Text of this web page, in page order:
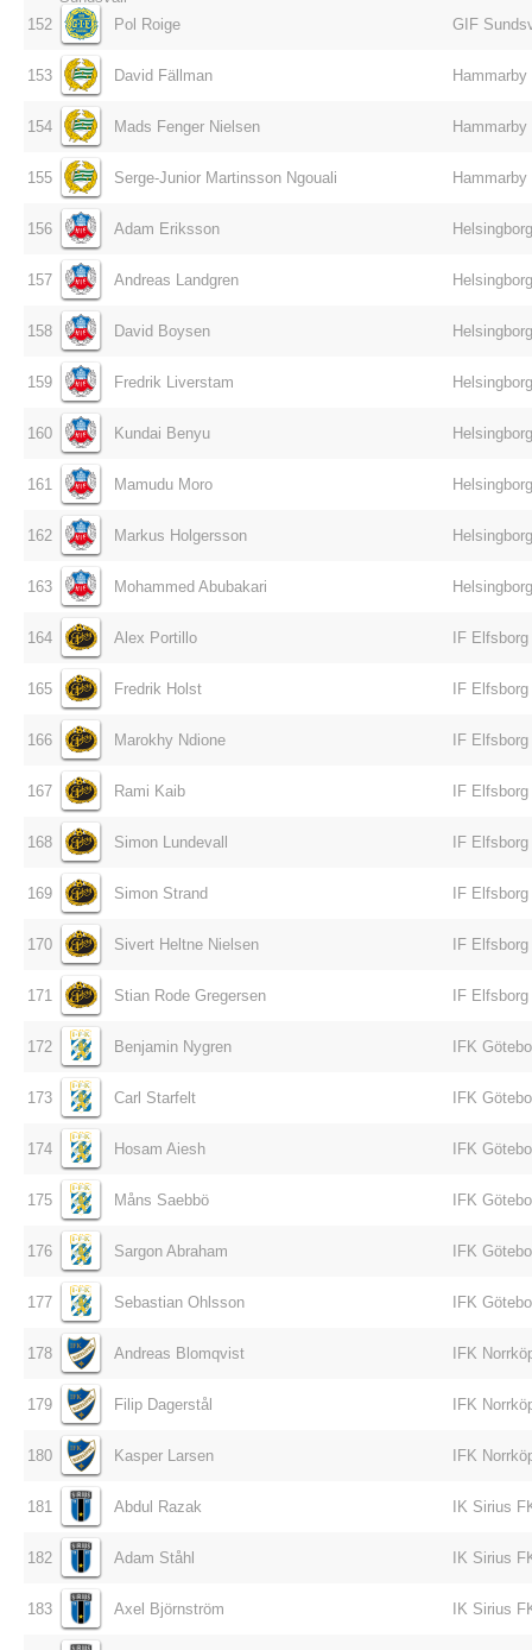
152 Pol Roige GIF
153 David Fällman Hammarby
154 Mads Fenger Nielsen Hammarby
155 Serge-Junior Martinsson Ngouali Hammarby
156 Adam Eriksson
157 Andreas Landgren
158 David Boysen
159 Fredrik Liverstam
160 Kundai Benyu
161 Mamudu Moro
162 Markus Holgersson
163 Mohammed Abubakari
164 Alex Portillo IF Elfsborg
165 Fredrik Holst IF Elfsborg
166 Marokhy Ndione IF Elfsborg
167 Rami Kaib IF Elfsborg
168 Simon Lundevall IF Elfsborg
169 Simon Strand IF Elfsborg
170 Sivert Heltne Nielsen IF Elfsborg
171 Stian Rode Gregersen IF Elfsborg
172 Benjamin Nygren IFK
173 Carl Starfelt IFK
174 Hosam Aiesh IFK
175 Måns Saebbö IFK
176 Sargon Abraham IFK
177 Sebastian Ohlsson IFK
178 Andreas Blomqvist IFK
179 Filip Dagerstål IFK
180 Kasper Larsen IFK
181 Abdul Razak IK Sirius
182 Adam Ståhl IK Sirius
183 Axel Björnström IK Sirius